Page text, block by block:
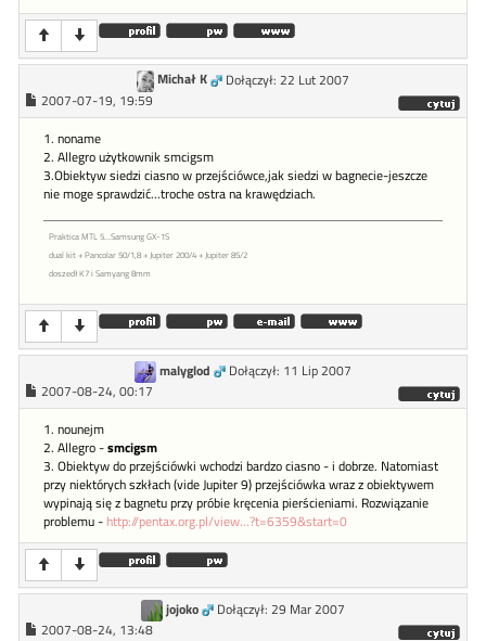
Michał K
Dołączył: 22 Lut 2007
2007-07-19, 19:59
1. noname
2. Allegro użytkownik smcigsm
3.Obiektyw siedzi ciasno w przejściówce,jak siedzi w bagnecie-jeszcze
nie moge sprawdzić...troche ostra na krawędziach.
Praktica MTL 5...Samsung GX-1S
dual kit + Pancolar 50/1,8 + Jupiter 200/4 + Jupiter 85/2
doszedł K7 i Samyang 8mm
malyglod
Dołączył: 11 Lip 2007
2007-08-24, 00:17
1. nounejm
2. Allegro -smcigsm
3. Obiektyw do przejściówki wchodzi bardzo ciasno - i dobrze. Natomiast
przy niektórych szkłach (vide Jupiter 9) przejściówka wraz z obiektywem
wypinają się z bagnetu przy próbie kręcenia pierścieniami. Rozwiązanie
problemu - http://pentax.org.pl/view...?t=6359&start=0
jojoko
Dołączył: 29 Mar 2007
2007-08-24, 13:48